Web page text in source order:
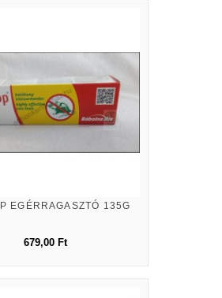
EGÉRRAGASZTÓ 135G
679,00 Ft